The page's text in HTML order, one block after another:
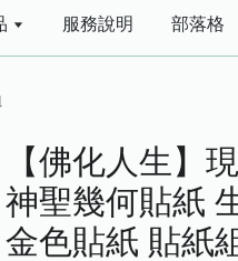
服務說明 部落格
【佛化人生】
神聖幾何貼紙
金色貼紙 貼紙